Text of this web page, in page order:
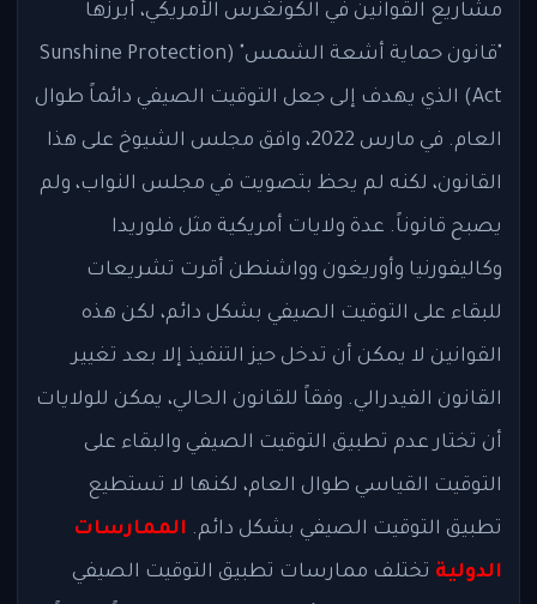
مشاريع القوانين في الكونغرس الأمريكي، أبرزها
"قانون حماية أشعة الشمس" (Sunshine Protection
Act) الذي يهدف إلى جعل التوقيت الصيفي دائماً طوال
العام. في مارس 2022، وافق مجلس الشيوخ على هذا
القانون، لكنه لم يحظ بتصويت في مجلس النواب، ولم
يصبح قانوناً. عدة ولايات أمريكية مثل فلوريدا
وكاليفورنيا وأوريغون وواشنطن أقرت تشريعات
للبقاء على التوقيت الصيفي بشكل دائم، لكن هذه
القوانين لا يمكن أن تدخل حيز التنفيذ إلا بعد تغيير
القانون الفيدرالي. وفقاً للقانون الحالي، يمكن للولايات
أن تختار عدم تطبيق التوقيت الصيفي والبقاء على
التوقيت القياسي طوال العام، لكنها لا تستطيع
تطبيق التوقيت الصيفي بشكل دائم. الممارسات
الدولية تختلف ممارسات تطبيق التوقيت الصيفي